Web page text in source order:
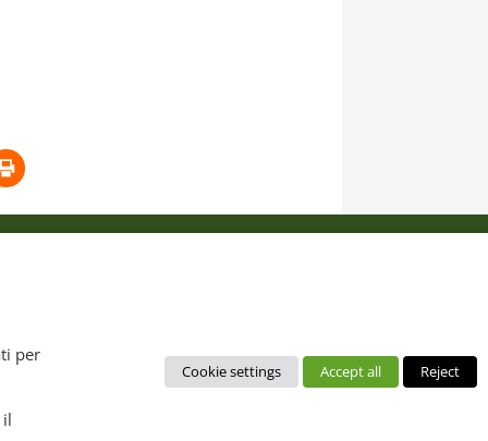
diritto d’autore. È pertanto vietato copiarli, pubblicarli,
esclusivamente per uso personale. Possono essere
mantenendo chiaramente "Distretto Produttivo Agrumi
per
il
Cookie settings Accept all Reject